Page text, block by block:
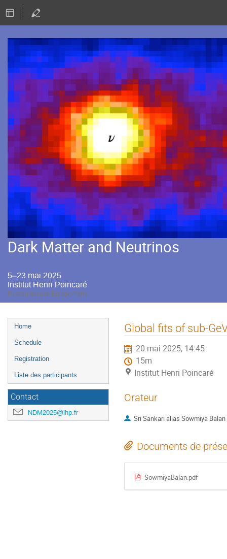
Dark Matter and Neutrinos
5–23 mai 2025
Institut Henri Poincaré
Fuseau horaire Europe/Paris
Menu
de
Home
Schedule
Registration
Liste des participants
Contact
NDM2025@ihp.fr
Global fits of sub-
20 mai 2025, 14:45
15m
Institut Henri Poincaré
Orateur
Sri Sankari alias Sowmiya Balan
Documents de
SowmiyaBalan.pdf